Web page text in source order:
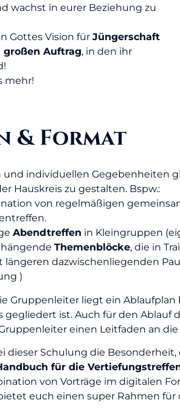
wachst in eurer Beziehung zu
Gottes Vision für Jüngerschaft
großen Auftrag, in den ihr
mehr!
& Format
und individuellen Gegebenheiten
Hauskreis zu gestalten. Bspw.:
von regelmäßigen
Abendtreffen in Kleingruppen
Themenblöcke, die in
längeren dazwischenliegenden
)
Gruppenleiter liegt ein Ablaufplan
gegliedert ist. Auch für den Ablauf
einen Leitfaden an die
dieser Schulung die Besonderheit,
für die
von Vorträge im digitalen
euch einen super Rahmen